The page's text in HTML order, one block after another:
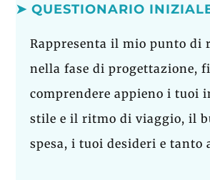
➤ QUESTIONARIO
Rappresenta il mio punto di
nella fase di progettazione,
comprendere appieno i tuoi
stile e il ritmo di viaggio, il
spesa, i tuoi desideri e tanto